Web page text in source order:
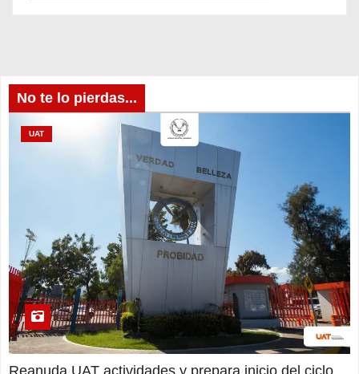
No te lo pierdas...
UAT
Reanuda UAT actividades y prepara inicio del ciclo